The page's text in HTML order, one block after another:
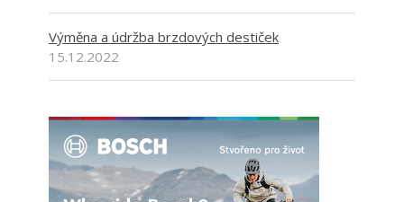
Výměna a údržba brzdových destiček
15.12.2022